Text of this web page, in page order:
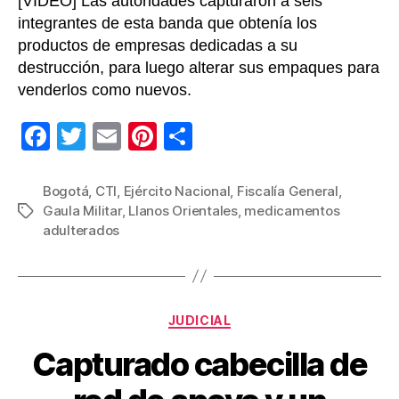
integrantes de esta banda que obtenía los
productos de empresas dedicadas a su
destrucción, para luego alterar sus empaques para
venderlos como nuevos.
F
c
e
o
T
tt
er
E
ail
Pi
er
e
m
p
tir
Etiquetas
Bogotá CTI Ejército Nacional Fiscalía General
Gaula Militar, Llanos Orientales, medicamentos
adulterados
Categorías
JUDICIAL
Capturado cabecilla de